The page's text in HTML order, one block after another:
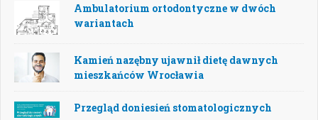
Ambulatorium ortodontyczne w dwóch
wariantach
Kamień nazębny ujawnił dietę dawnych
mieszkańców Wrocławia
Przegląd doniesień stomatologicznych